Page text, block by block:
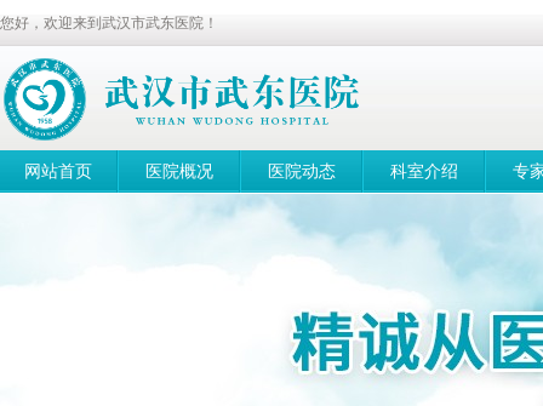
您好，欢迎来到武汉市武东医院！
网站首页 医院概况 医院动态 科室介绍 专